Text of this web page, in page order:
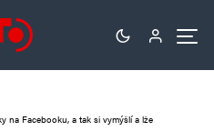
na Facebooku, a tak si vymýšlí a lže